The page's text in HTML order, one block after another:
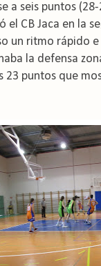
a seis puntos (28-
el CB Jaca en la
un ritmo rápido
la defensa
23 puntos que